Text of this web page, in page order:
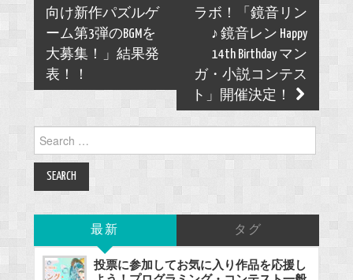
向け新作パズルゲ
ーム第3弾のBGMを
大募集！」結果発
表！！
ラボ！「鏡音リン
♪ 鏡音レン Happy
14th Birthday マン
ガ・小説コンテス
ト」開催決定！
for:
最新 タグ
投票に参加してお気に入り作品を応援し